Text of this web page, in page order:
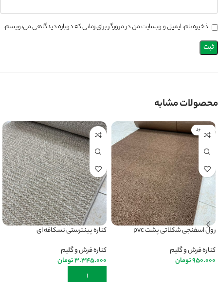
ذخیره نام، ایمیل و وبسایت من در مرورگر برای زمانی که دوباره دیدگاهی می‌نویسم.
محصولات مشابه
ناموجود
رول اسفنجی شکلاتی پشت pvc
کناره فرش و گلیم
950.000تومان
کناره پینترستی نسکافه ای
کناره فرش و گلیم
3.345.000تومان
افزودن به سبد خرید